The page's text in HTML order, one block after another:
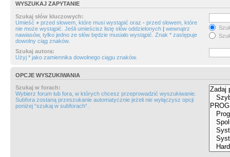
WYSZUKAJ ZAPYTANIE
Szukaj słów kluczowych:
Umieść + przed słowem, które musi wystąpić oraz - przed słowem, które
nie może wystąpić. Jeśli umieścisz listę słów oddzielonych | wewnątrz
nawiasów, tylko jedno ze słów będzie musiało wystąpić. Znak * zastępuje
dowolny ciąg znaków.
Szukaj autora:
Użyj * jako zamiennika dowolnego ciągu znaków.
OPCJE WYSZUKIWANIA
Szukaj w forach:
Wybierz forum lub fora, w których chcesz przeprowadzić wyszukiwanie.
Subfora zostaną przeszukanie automatycznie jeżeli nie wyłączysz opcji
poniżej “szukaj w subforach“.